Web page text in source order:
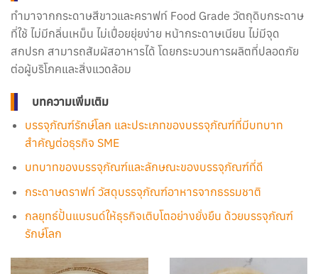
ทำมาจากกระดาษสีขาวและคราฟท์ Food Grade วัตถุดิบกระดาษ
ที่ใช้ ไม่มีกลิ่นเหม็น ไม่เปื่อยยุ่ยง่าย หน้ากระดาษเนียน ไม่มีจุด
สกปรก สามารถสัมผัสอาหารได้ โดยกระบวนการผลิตที่ปลอดภัย
ต่อผู้บริโภคและสิ่งแวดล้อม
บทความเพิ่มเติม
บรรจุภัณฑ์รักษ์โลก และประเภทของบรรจุภัณฑ์ที่มีบทบาท
สำคัญต่อธุรกิจ SME
บทบาทของบรรจุภัณฑ์และลักษณะของบรรจุภัณฑ์ที่ดี
กระดาษดราฟท์ วัสดุบรรจุภัณฑ์อาหารจากธรรมชาติ
กลยุทธ์ปั้นแบรนด์ให้ธุรกิจเติบโตอย่างยั่งยืน ด้วยบรรจุภัณฑ์
รักษ์โลก